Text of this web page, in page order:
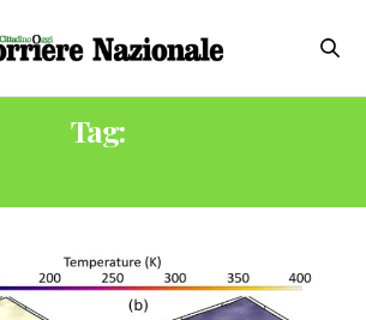
Tag: